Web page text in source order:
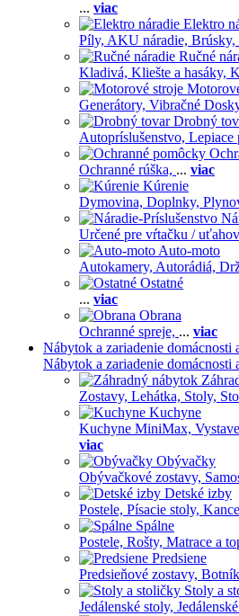
... viac
Elektro
Píly, AKU náradie, Brúsky,
Ručné
Kladivá, Kliešte a hasáky,
Generátory, Vibračné
Drobný
Autopríslušenstvo, Lepiace
Ochranné rúška, ... viac
Kúrenie
Dymovina, Doplnky,
Určené pre vŕtačku /
Auto-moto
Autokamery, Autorádiá,
Ostatné
... viac
Obrana
Ochranné spreje, ... viac
Nábytok a zariadenie domácnosti
Nábytok a zariadenie domácnosti
Zostavy, Lehátka, Stoly,
Kuchyne
Kuchyne MiniMax,
viac
Obývačky
Obývačkové zostavy,
Detské izby
Postele, Písacie stoly,
Spálne
Postele, Rošty, Matrace a
Predsiene
Predsieňové zostavy,
Stoly a
Jedálenské stoly,